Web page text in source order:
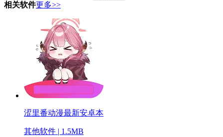
相关软件更多>>
涩里番动漫最新安卓本
其他软件 | 1.5MB